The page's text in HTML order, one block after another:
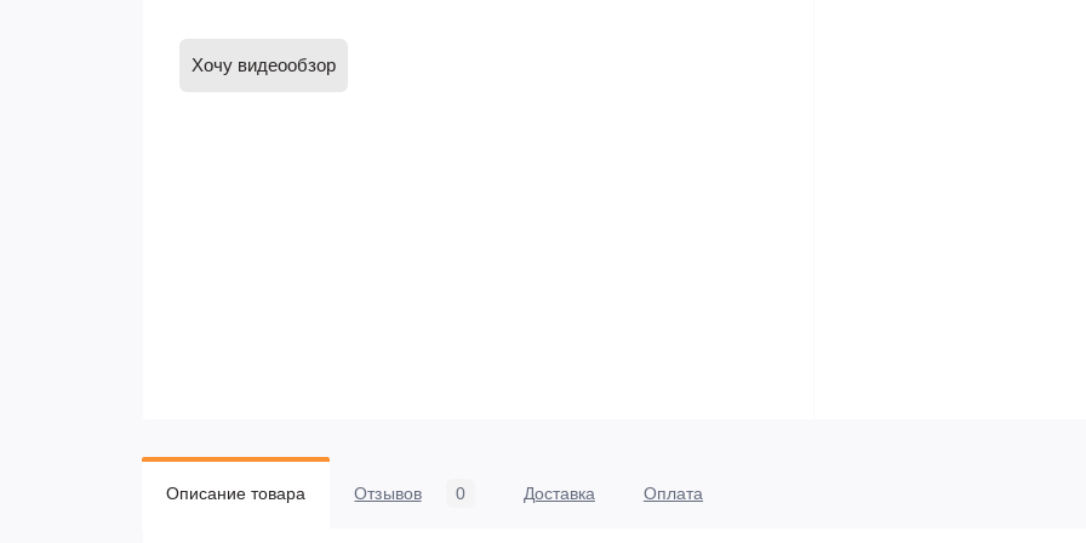
Хочу видеообзор
Описание товара Отзывов 0 Доставка Оплата